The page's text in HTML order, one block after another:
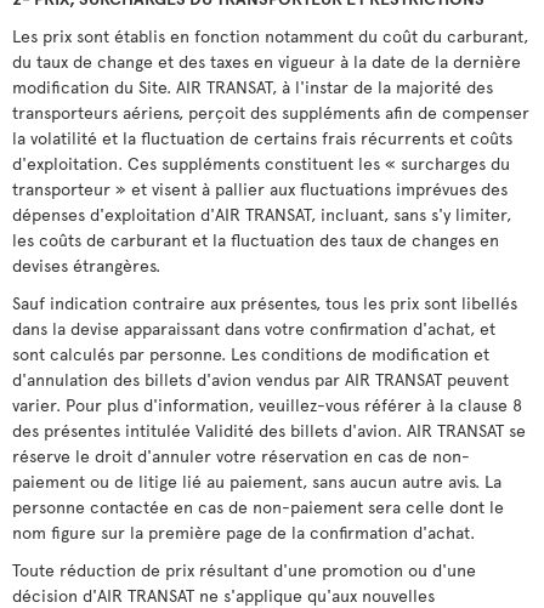
Les prix sont établis en fonction notamment du coût du carburant,
du taux de change et des taxes en vigueur à la date de la dernière
modification du Site. AIR TRANSAT, à l'instar de la majorité des
transporteurs aériens, perçoit des suppléments afin de compenser
la volatilité et la fluctuation de certains frais récurrents et coûts
d'exploitation. Ces suppléments constituent les « surcharges du
transporteur » et visent à pallier aux fluctuations imprévues des
dépenses d'exploitation d'AIR TRANSAT, incluant, sans s'y limiter,
les coûts de carburant et la fluctuation des taux de changes en
devises étrangères.
Sauf indication contraire aux présentes, tous les prix sont libellés
dans la devise apparaissant dans votre confirmation d'achat, et
sont calculés par personne. Les conditions de modification et
d'annulation des billets d'avion vendus par AIR TRANSAT peuvent
varier. Pour plus d'information, veuillez-vous référer à la clause 8
des présentes intitulée Validité des billets d'avion. AIR TRANSAT se
réserve le droit d'annuler votre réservation en cas de non-
paiement ou de litige lié au paiement, sans aucun autre avis. La
personne contactée en cas de non-paiement sera celle dont le
nom figure sur la première page de la confirmation d'achat.
Toute réduction de prix résultant d'une promotion ou d'une
décision d'AIR TRANSAT ne s'applique qu'aux nouvelles